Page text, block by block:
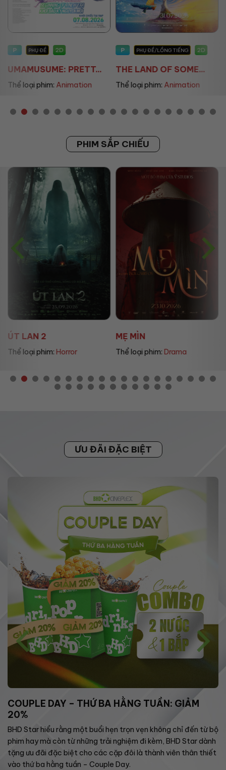
P PHỤ ĐỀ 2D
UMAMUSUME: PRETT...
Thể loại phim: Animation
P PHỤ ĐỀ/LỒNG TIẾNG 2D
THE LAND OF SOME...
Thể loại phim: Animation
PHIM SẮP CHIẾU
ÚT LAN 2
Thể loại phim: Horror
MẸ MÌN
Thể loại phim: Drama
ƯU ĐÃI ĐẶC BIỆT
COUPLE DAY – THỨ BA HẰNG TUẦN: GIẢM
20%
BHD Star hiểu rằng một buổi hẹn trọn vẹn không chỉ đến từ bộ
phim hay mà còn từ những trải nghiệm đi kèm, BHD Star dành
tặng ưu đãi đặc biệt cho các cặp đôi là thành viên thân thiết
vào thứ ba hằng tuần – Couple Day.